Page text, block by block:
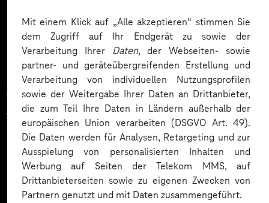
Mit einem Klick auf „Alle akzeptieren“ stimmen Sie
dem Zugriff auf Ihr Endgerät zu sowie der
Verarbeitung Ihrer Daten, der Webseiten- sowie
partner- und geräteübergreifenden Erstellung und
Verarbeitung von individuellen Nutzungsprofilen
sowie der Weitergabe Ihrer Daten an Drittanbieter,
die zum Teil Ihre Daten in Ländern außerhalb der
europäischen Union verarbeiten (DSGVO Art. 49).
Die Daten werden für Analysen, Retargeting und zur
Ausspielung von personalisierten Inhalten und
Werbung auf Seiten der Telekom MMS, auf
Drittanbieterseiten sowie zu eigenen Zwecken von
Partnern genutzt und mit Daten zusammengeführt.
Zahlreiche Unternehmen
vertrauen auf unsere
Expertise. Hier eine Auswahl: